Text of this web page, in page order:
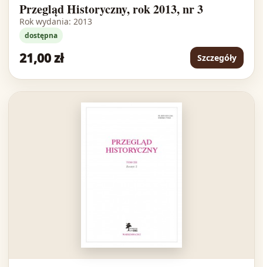
Przegląd Historyczny, rok 2013, nr 3
Rok wydania: 2013
dostępna
21,00 zł Szczegóły